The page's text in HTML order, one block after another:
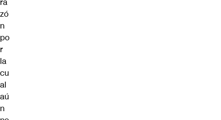
zó
n
po
r
la
cu
al
aú
n